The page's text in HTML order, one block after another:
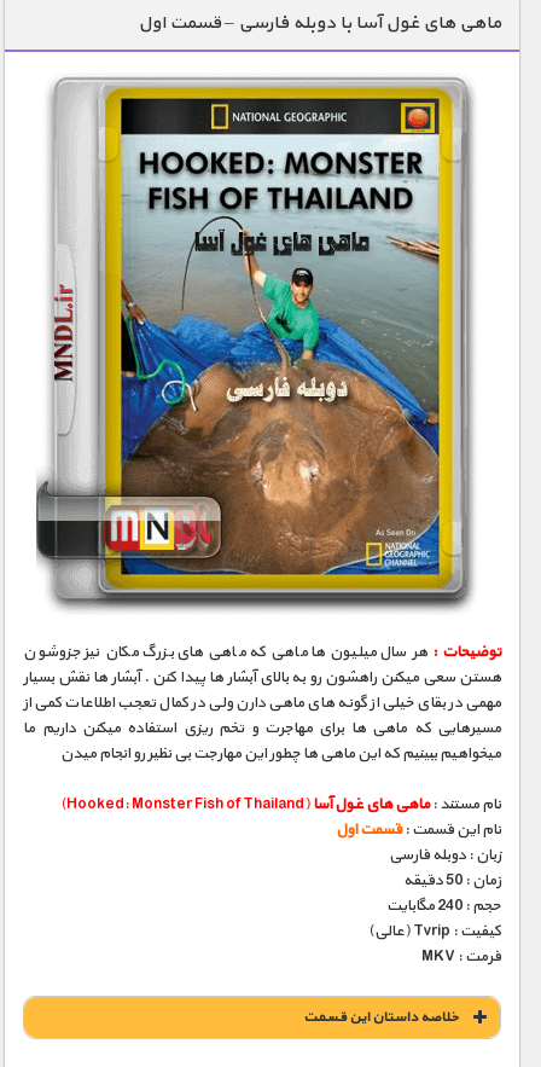
1900 تومان – دانلود قسمت 3 (افزودن به سبد خريد)
1900 تومان – دانلود قسمت 4 (افزودن به سبد خريد)
1900 تومان – دانلود قسمت 5 (افزودن به سبد خريد)
1900 تومان – دانلود قسمت 6 (افزودن به سبد خريد)
1900 تومان – دانلود قسمت 7 (افزودن به سبد خريد)
1900 تومان – دانلود قسمت 8 (افزودن به سبد خريد)
1900 تومان – دانلود قسمت 9 (افزودن به سبد خريد)
1900 تومان – دانلود قسمت 10 (افزودن به سبد خريد)
ماهی های غول آسا با دوبله فارسی – قسمت اول
توضیحات :هر سال میلیون ها ماهی که ماهی های بزرگ مکان نیز جزوشون
هستن سعی میکنن راهشون رو به بالای آبشار ها پیدا کنن . آبشار ها نقش بسیار
مهمی در بقای خیلی از گونه های ماهی دارن ولی در کمال تعجب اطلاعات کمی از
مسیرهایی که ماهی ها برای مهاجرت و تخم ریزی استفاده میکنن داریم ما
میخواهیم ببینیم که این ماهی ها چطور این مهارجت بی نظیر رو انجام میدن
نام مستند :ماهی های غول آسا(Hooked: Monster Fish of Thailand)
نام این قسمت :قسمت اول
زبان : دوبله فارسی
زمان : 50 دقیقه
حجم : 240 مگابایت
کیفیت : Tvrip (عالی)
فرمت : MKV
خلاصه داستان این قسمت